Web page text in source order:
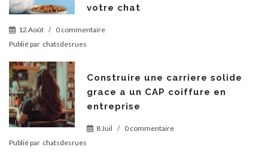
votre chat
12 Août / 0 commentaire
Publié par chatsdesrues
Construire une carriere solide
grace a un CAP coiffure en
entreprise
8 Juil / 0 commentaire
Publié par chatsdesrues